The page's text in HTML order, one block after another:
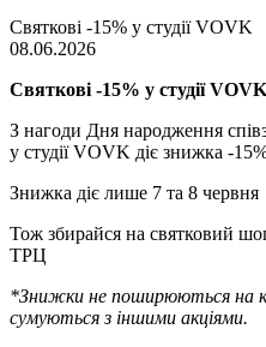
Святкові -15% у студії VOVK
08.06.2026
Святкові -15% у студії
З нагоди Дня народження
у студії VOVK діє знижка -
Знижка діє лише 7 та 8 червня
Тож збирайся на святковий
ТРЦ
*Знижки не поширюються на
сумуються з іншими акціями.